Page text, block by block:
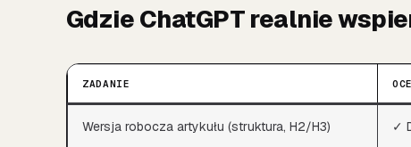
Gdzie ChatGPT realnie
ZADANIE
Wersja robocza artykułu (struktura, H2/H3) ✓